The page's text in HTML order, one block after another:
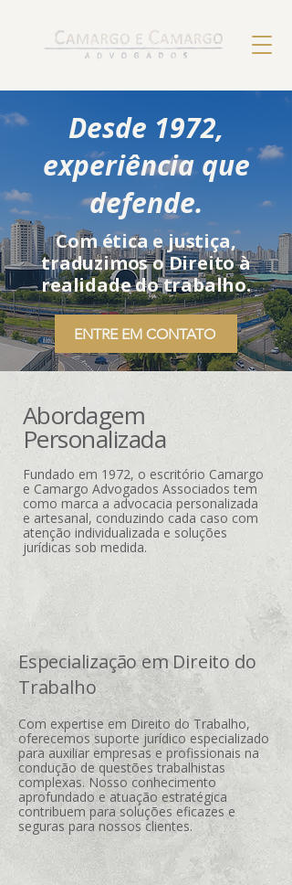
Desde 1972,
experiência que
defende.
Com ética e justiça,
traduzimos o Direito à
realidade do trabalho.
ENTRE EM CONTATO
Abordagem
Personalizada
Fundado em 1972, o escritório Camargo
e Camargo Advogados Associados tem
como marca a advocacia personalizada
e artesanal, conduzindo cada caso com
atenção individualizada e soluções
jurídicas sob medida.
Especialização em Direito do
Trabalho
Com expertise em Direito do Trabalho,
oferecemos suporte jurídico especializado
para auxiliar empresas e profissionais na
condução de questões trabalhistas
complexas. Nosso conhecimento
aprofundado e atuação estratégica
contribuem para soluções eficazes e
seguras para nossos clientes.